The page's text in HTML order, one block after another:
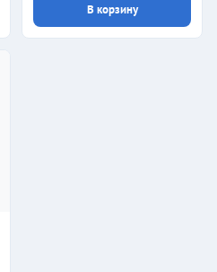
В корзину